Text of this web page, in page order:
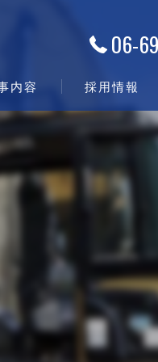
06-
内容 採用情報